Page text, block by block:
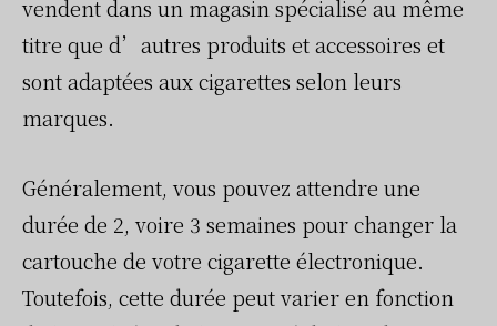
vendent dans un magasin spécialisé au même
titre que d’autres produits et accessoires et
sont adaptées aux cigarettes selon leurs
marques.
Généralement, vous pouvez attendre une
durée de 2, voire 3 semaines pour changer la
cartouche de votre cigarette électronique.
Toutefois, cette durée peut varier en fonction